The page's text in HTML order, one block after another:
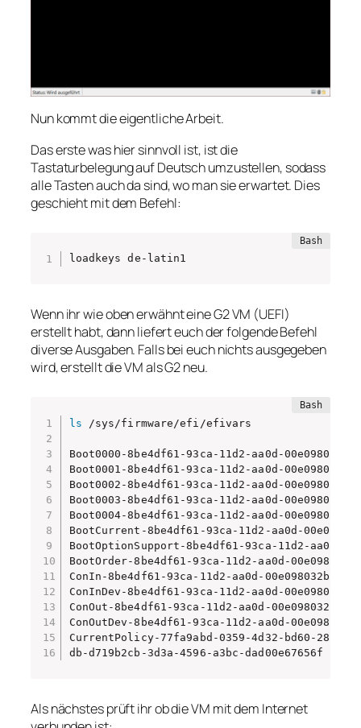
Nun kommt die eigentliche Arbeit.
Das erste was hier sinnvoll ist, ist die
Tastaturbelegung auf Deutsch umzustellen, sodass
alle Tasten auch da sind, wo man sie erwartet. Dies
geschieht mit dem Befehl:
loadkeys de-latin1
Wenn ihr wie oben erwähnt eine G2 VM (UEFI)
erstellt habt, dann liefert euch der folgende Befehl
diverse Ausgaben. Falls bei euch nichts ausgegeben
wird, erstellt die VM als G2 neu.
ls /sys/firmware/efi/efivars
Boot0000-8be4df61-93ca-11d2-aa0d-
Boot0001-8be4df61-93ca-11d2-aa0d-
Boot0002-8be4df61-93ca-11d2-aa0d-
Boot0003-8be4df61-93ca-11d2-aa0d-
Boot0004-8be4df61-93ca-11d2-aa0d-
BootCurrent-8be4df61-93ca-11d2-aa0d-
BootOptionSupport-8be4df61-93ca-11d2-aa0d-
BootOrder-8be4df61-93ca-11d2-aa0d-
ConIn-8be4df61-93ca-11d2-aa0d-
ConInDev-8be4df61-93ca-11d2-aa0d-
ConOut-8be4df61-93ca-11d2-aa0d-
ConOutDev-8be4df61-93ca-11d2-aa0d-
CurrentPolicy-77fa9abd-0359-4d32-bd60-
db-d719b2cb-3d3a-4596-a3bc-dad00e67656f
Als nächstes prüft ihr ob die VM mit dem Internet